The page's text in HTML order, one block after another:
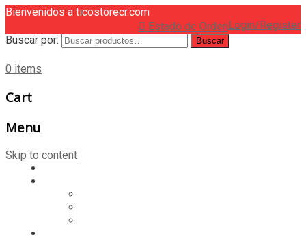
Bienvenidos a ticostorecr.com
Login/Register
Estado de Orden
Buscar por:
Buscar
0 items
Cart
Menu
Skip to content